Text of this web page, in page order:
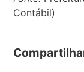
Contábil)